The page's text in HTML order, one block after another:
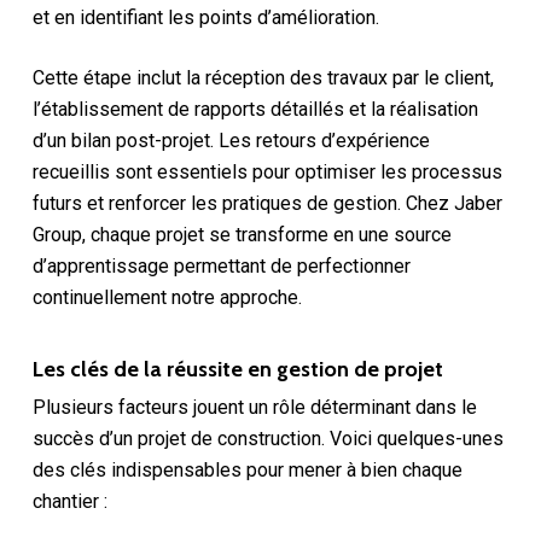
et en identifiant les points d’amélioration.
Cette étape inclut la réception des travaux par le client,
l’établissement de rapports détaillés et la réalisation
d’un bilan post-projet. Les retours d’expérience
recueillis sont essentiels pour optimiser les processus
futurs et renforcer les pratiques de gestion. Chez Jaber
Group, chaque projet se transforme en une source
d’apprentissage permettant de perfectionner
continuellement notre approche.
Les clés de la réussite en gestion de projet
Plusieurs facteurs jouent un rôle déterminant dans le
succès d’un projet de construction. Voici quelques-unes
des clés indispensables pour mener à bien chaque
chantier :